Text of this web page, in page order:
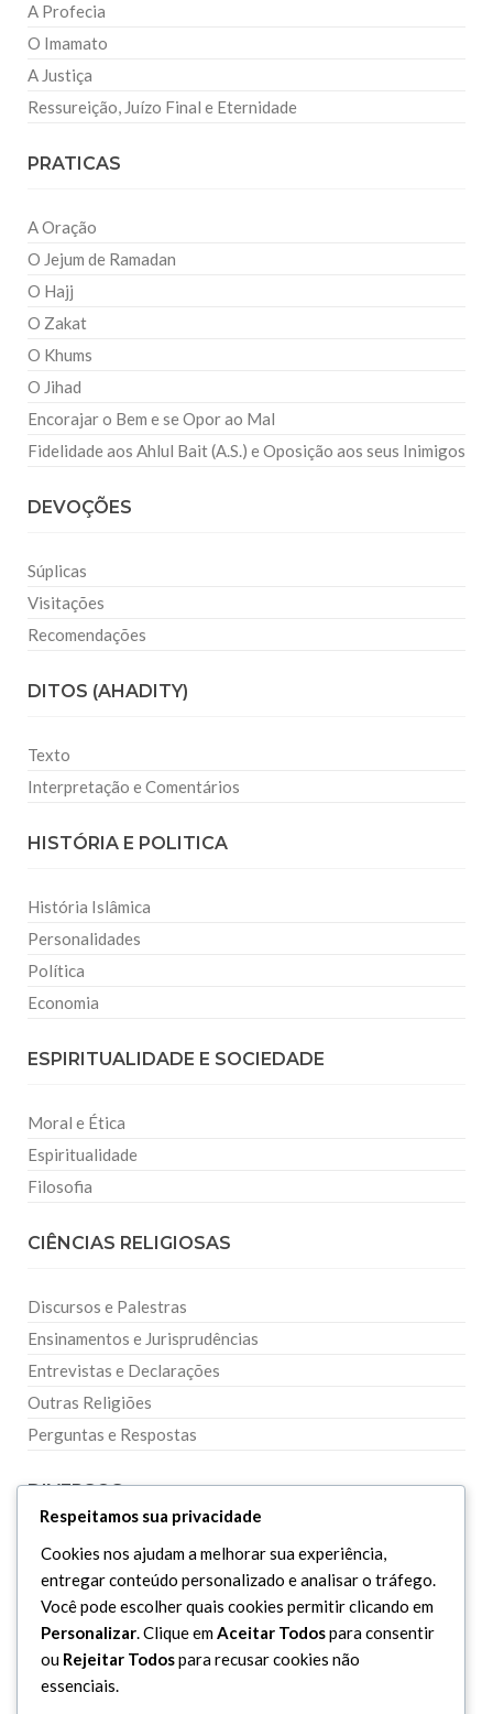
A Profecia
O Imamato
A Justiça
Ressureição, Juízo Final e Eternidade
PRATICAS
A Oração
O Jejum de Ramadan
O Hajj
O Zakat
O Khums
O Jihad
Encorajar o Bem e se Opor ao Mal
Fidelidade aos Ahlul Bait (A.S.) e Oposição aos seus Inimigos
DEVOÇÕES
Súplicas
Visitações
Recomendações
DITOS (AHADITY)
Texto
Interpretação e Comentários
HISTÓRIA E POLITICA
História Islâmica
Personalidades
Política
Economia
ESPIRITUALIDADE E SOCIEDADE
Moral e Ética
Espiritualidade
Filosofia
CIÊNCIAS RELIGIOSAS
Discursos e Palestras
Ensinamentos e Jurisprudências
Entrevistas e Declarações
Outras Religiões
Perguntas e Respostas
DIVERSOS
Curiosidades
Dicionário Islâmico
Downloads
Respeitamos sua privacidade
Cookies nos ajudam a melhorar sua experiência,
entregar conteúdo personalizado e analisar o tráfego.
Você pode escolher quais cookies permitir clicando em
Personalizar. Clique emAceitar Todospara consentir
ou Rejeitar Todospara recusar cookies não
essenciais.